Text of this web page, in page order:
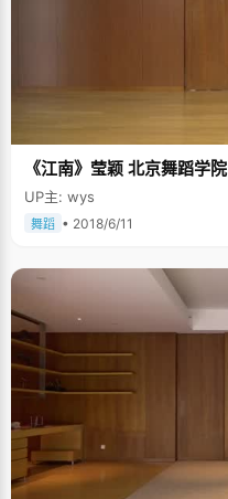
《江南》莹颖 北京舞蹈学院
UP主: wys
舞蹈 • 2018/6/11